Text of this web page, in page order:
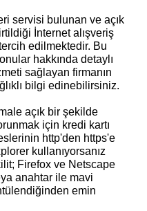
servisi bulunan ve açık
İnternet alışveriş
edilmektedir. Bu
hakkında detaylı
sağlayan firmanın
bilgi edinebilirsiniz.
açık bir şekilde
için kredi kartı
http'den https'e
kullanıyorsanız
Firefox ve Netscape
anahtar ile mavi
emin